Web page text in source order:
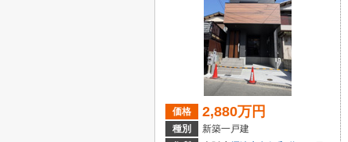
価格 2,880万円
種別
新築一戸建